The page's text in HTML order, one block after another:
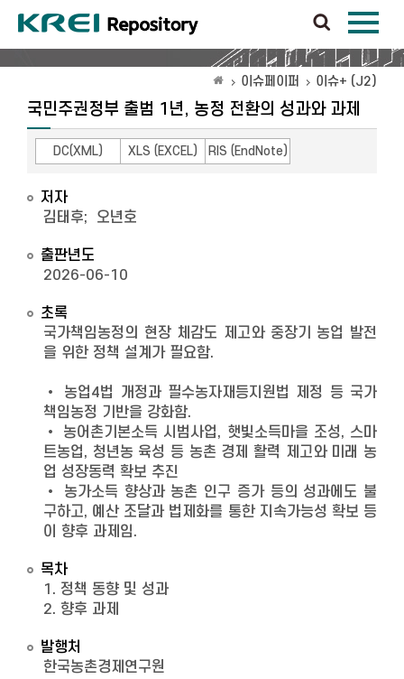
이슈페이퍼 이슈+ (J2)
국민주권정부 출범 1년, 농정 전환의 성과와 과제
DC(XML) XLS (EXCEL) RIS (EndNote)
저자
김태후; 오년호
출판년도
2026-06-10
초록
국가책임농정의 현장 체감도 제고와 중장기 농업 발전
을 위한 정책 설계가 필요함.
• 농업4법 개정과 필수농자재등지원법 제정 등 국가
책임농정 기반을 강화함.
• 농어촌기본소득 시범사업, 햇빛소득마을 조성, 스마
트농업, 청년농 육성 등 농촌 경제 활력 제고와 미래 농
업 성장동력 확보 추진
• 농가소득 향상과 농촌 인구 증가 등의 성과에도 불
구하고, 예산 조달과 법제화를 통한 지속가능성 확보 등
이 향후 과제임.
목차
1. 정책 동향 및 성과
2. 향후 과제
발행처
한국농촌경제연구원